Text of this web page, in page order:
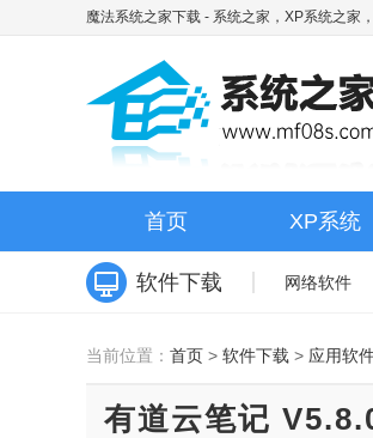
魔法系统之家下载 - 系统之家，XP系统之家
首页 XP系统
软件下载 网络软件
当前位置： 首页 > 软件下载 > 应用软
有道云笔记